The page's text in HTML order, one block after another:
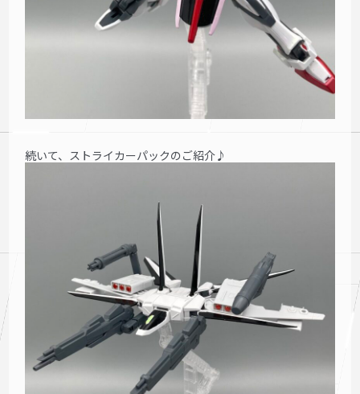
続いて、ストライカーパックのご紹介♪